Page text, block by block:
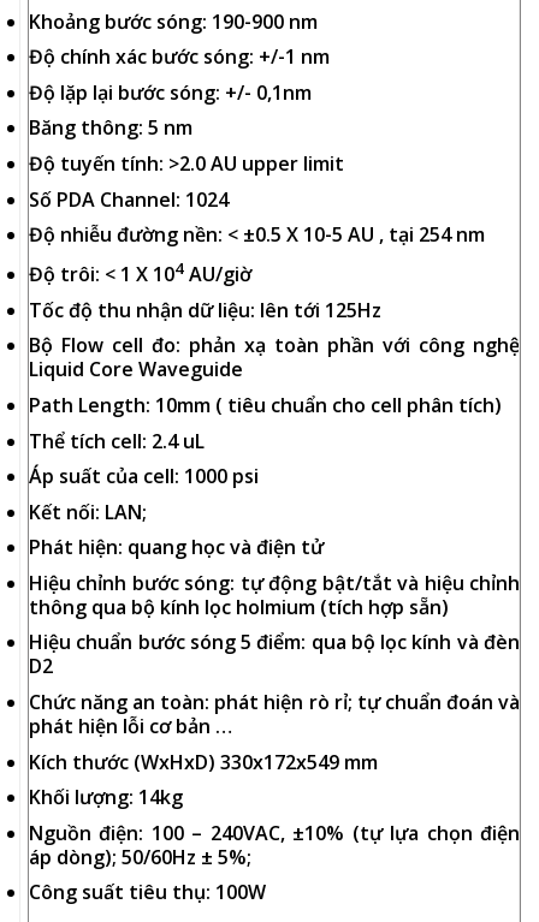
Khoảng bước sóng: 190-900 nm
Độ chính xác bước sóng: +/-1 nm
Độ lặp lại bước sóng: +/- 0,1nm
Băng thông: 5 nm
Độ tuyến tính: >2.0 AU upper limit
Số PDA Channel: 1024
Độ nhiễu đường nền: < ±0.5 X 10-5 AU , tại 254 nm
Độ trôi: < 1 X 104 AU/giờ
Tốc độ thu nhận dữ liệu: lên tới 125Hz
Bộ Flow cell đo: phản xạ toàn phần với công nghệ
Liquid Core Waveguide
Path Length: 10mm ( tiêu chuẩn cho cell phân tích)
Thể tích cell: 2.4 uL
Áp suất của cell: 1000 psi
Kết nối: LAN;
Phát hiện: quang học và điện tử
Hiệu chỉnh bước sóng: tự động bật/tắt và hiệu chỉnh
thông qua bộ kính lọc holmium (tích hợp sẵn)
Hiệu chuẩn bước sóng 5 điểm: qua bộ lọc kính và đèn
D2
Chức năng an toàn: phát hiện rò rỉ; tự chuẩn đoán và
phát hiện lỗi cơ bản …
Kích thước (WxHxD) 330x172x549 mm
Khối lượng: 14kg
Nguồn điện: 100 – 240VAC, ±10% (tự lựa chọn điện
áp dòng); 50/60Hz ± 5%;
Công suất tiêu thụ: 100W